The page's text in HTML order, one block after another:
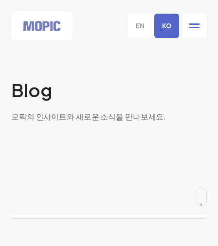
EN KO
Blog
모픽의 인사이트와 새로운 소식을 만나보세요.